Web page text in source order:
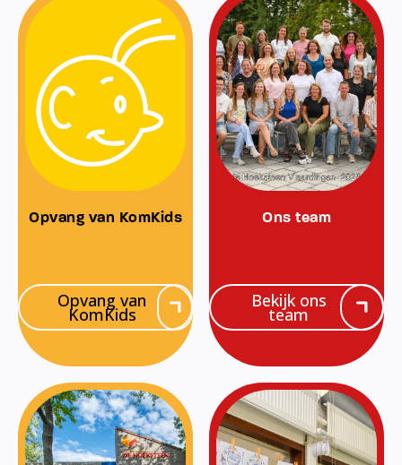
Opvang van KomKids
Opvang van
KomKids
Ons team
Bekijk ons
team